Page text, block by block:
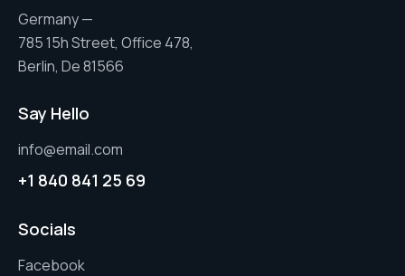
Germany —
785 15h Street, Office 478,
Berlin, De 81566
Say Hello
info@email.com
+1 840 841 25 69
Socials
Facebook